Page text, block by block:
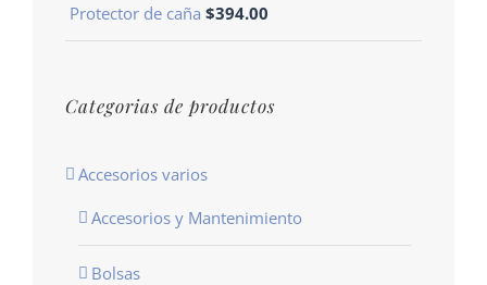
Protector de caña $394.00
Categorias de productos
Accesorios varios
Accesorios y Mantenimiento
Bolsas